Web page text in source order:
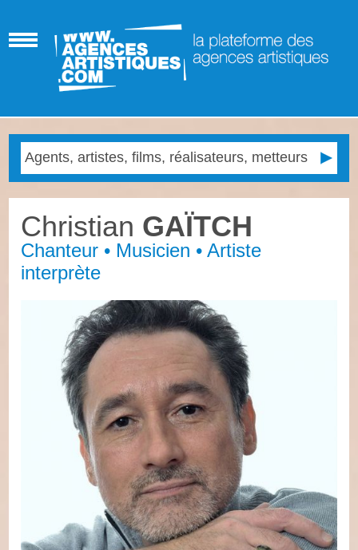
Christian GAÏTCH
Chanteur • Musicien • Artiste
interprète